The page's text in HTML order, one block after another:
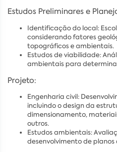
Estudos Preliminares e
Identificação do local:
considerando fatores
topográficos e ambientais.
Estudos de viabilidade:
ambientais para
Projeto:
Engenharia civil:
incluindo o design da
dimensionamento,
outros.
Estudos ambientais:
desenvolvimento de